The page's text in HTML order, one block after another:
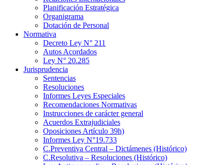
Planificación Estratégica
Organigrama
Dotación de Personal
Normativa
Decreto Ley N° 211
Autos Acordados
Ley N° 20.285
Jurisprudencia
Sentencias
Resoluciones
Informes Leyes Especiales
Recomendaciones Normativas
Instrucciones de carácter general
Acuerdos Extrajudiciales
Oposiciones Artículo 39h)
Informes Ley N°19.733
C.Preventiva Central – Dictámenes (Histórico)
C.Resolutiva – Resoluciones (Histórico)